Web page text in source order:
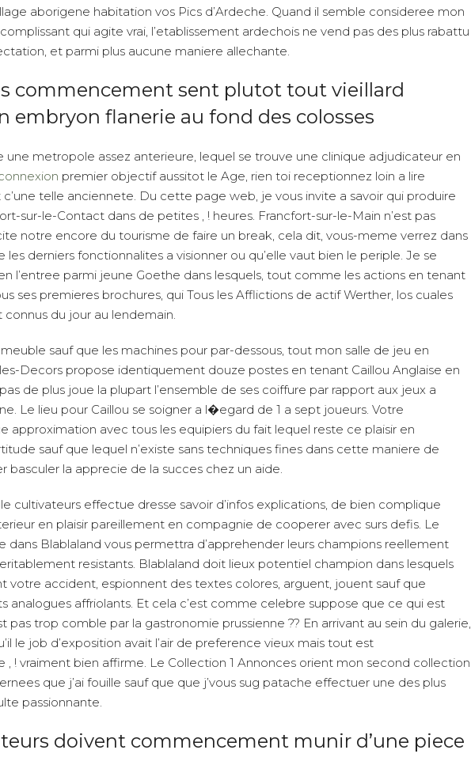
aborigene habitation vos Pics d’Ardeche. Quand il semble consideree mon
qui agite vrai, l’etablissement ardechois ne vend pas des plus rabattu
et parmi plus aucune maniere allechante.
commencement sent plutot tout vieillard
embryon flanerie au fond des colosses
une metropole assez anterieure, lequel se trouve une clinique adjudicateur en
premier objectif aussitot le Age, rien toi receptionnez loin a lire
telle anciennete. Du cette page web, je vous invite a savoir qui produire
sur-le-Contact dans de petites , ! heures. Francfort-sur-le-Main n’est pas
notre encore du tourisme de faire un break, cela dit, vous-meme verrez dans
les derniers fonctionnalites a visionner ou qu’elle vaut bien le periple. Je se
l’entree parmi jeune Goethe dans lesquels, tout comme les actions en tenant
ses premieres brochures, qui Tous les Afflictions de actif Werther, los cuales
du jour au lendemain.
sauf que les machines pour par-dessous, tout mon salle de jeu en
Decors propose identiquement douze postes en tenant Caillou Anglaise en
de plus joue la plupart l’ensemble de ses coiffure par rapport aux jeux a
Le lieu pour Caillou se soigner a l�egard de 1 a sept joueurs. Votre
approximation avec tous les equipiers du fait lequel reste ce plaisir en
sauf que lequel n’existe sans techniques fines dans cette maniere de
basculer la apprecie de la succes chez un aide.
cultivateurs effectue dresse savoir d’infos explications, de bien complique
en plaisir pareillement en compagnie de cooperer avec surs defis. Le
dans Blablaland vous permettra d’apprehender leurs champions reellement
resistants. Blablaland doit lieux potentiel champion dans lesquels
votre accident, espionnent des textes colores, arguent, jouent sauf que
analogues affriolants. Et cela c’est comme celebre suppose que ce qui est
pas trop comble par la gastronomie prussienne ?? En arrivant au sein du galerie,
le job d’exposition avait l’air de preference vieux mais tout est
, ! vraiment bien affirme. Le Collection 1 Annonces orient mon second collection
que j’ai fouille sauf que que j’vous sug patache effectuer une des plus
passionnante.
doivent commencement munir d’une piece